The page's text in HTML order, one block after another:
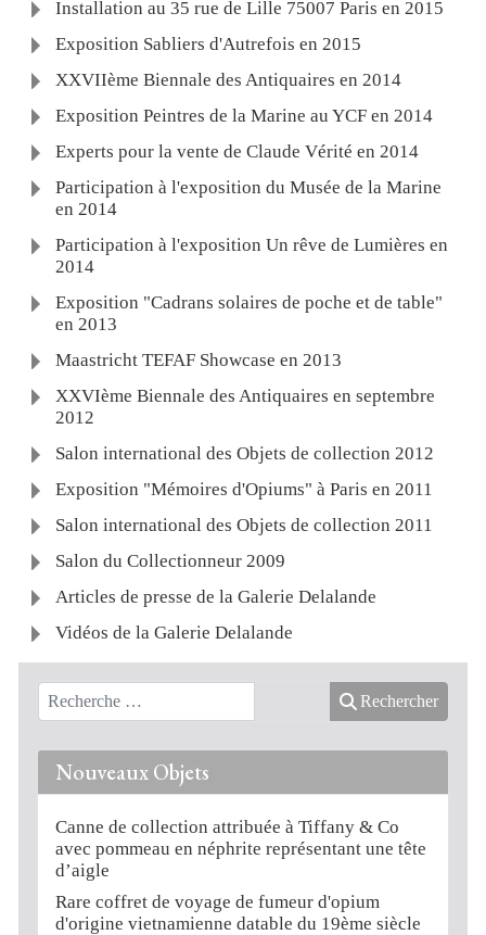
Installation au 35 rue de Lille 75007 Paris en 2015
Exposition Sabliers d'Autrefois en 2015
XXVIIème Biennale des Antiquaires en 2014
Exposition Peintres de la Marine au YCF en 2014
Experts pour la vente de Claude Vérité en 2014
Participation à l'exposition du Musée de la Marine
en 2014
Participation à l'exposition Un rêve de Lumières en
2014
Exposition "Cadrans solaires de poche et de table"
en 2013
Maastricht TEFAF Showcase en 2013
XXVIème Biennale des Antiquaires en septembre
2012
Salon international des Objets de collection 2012
Exposition "Mémoires d'Opiums" à Paris en 2011
Salon international des Objets de collection 2011
Salon du Collectionneur 2009
Articles de presse de la Galerie Delalande
Vidéos de la Galerie Delalande
Rechercher
Nouveaux Objets
Canne de collection attribuée à Tiffany & Co
avec pommeau en néphrite représentant une tête
d’aigle
Rare coffret de voyage de fumeur d'opium
d'origine vietnamienne datable du 19ème siècle